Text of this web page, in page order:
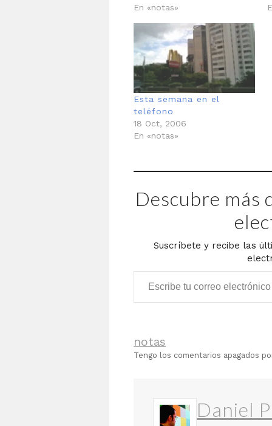
En «notas»
Esta semana en el
teléfono
18 Oct, 2006
En «notas»
Descubre más
Suscríbete y recibe las
Escribe tu correo electrónico…
notas
Tengo los comentarios apagados
Daniel